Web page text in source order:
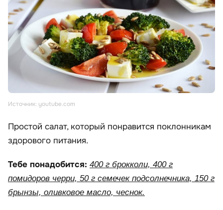
Источник: youtube.com
Простой салат, который понравится поклонникам
здорового питания.
Тебе понадобится: 400 г брокколи, 400 г
помидоров черри, 50 г семечек подсолнечника, 150 г
брынзы, оливковое масло, чеснок.